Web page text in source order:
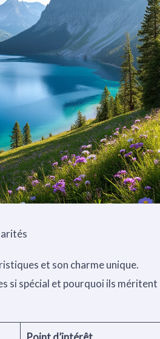
et son charme unique.
si spécial et pourquoi ils méritent